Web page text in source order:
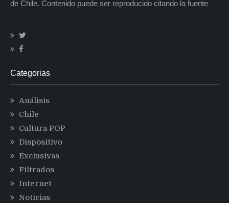
de Chile. Contenido puede ser reproducido citando la fuente
Categorias
Análisis
Chile
Cultura POP
Dispositivo
Exclusivas
Filtrados
Internet
Noticias